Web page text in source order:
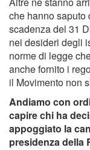
che hanno saputo
scadenza del 31
nei desideri degli
norme di legge
anche fornito i
il Movimento non
Andiamo con
capire chi ha
appoggiato la
presidenza della